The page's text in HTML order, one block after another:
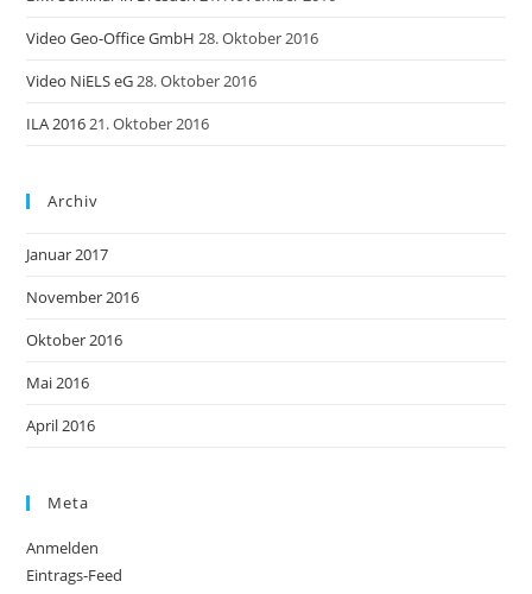
Video Geo-Office GmbH 28. Oktober 2016
Video NiELS eG28. Oktober 2016
ILA 201621. Oktober 2016
Archiv
Januar 2017
November 2016
Oktober 2016
Mai 2016
April 2016
Meta
Anmelden
Eintrags-Feed